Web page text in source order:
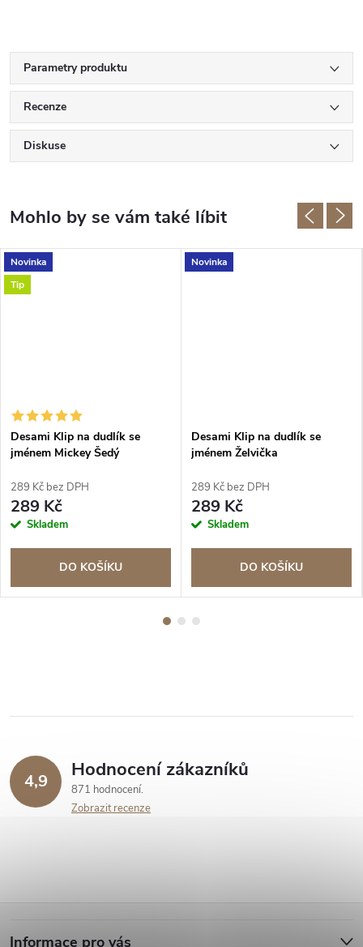
Parametry produktu
Recenze
Diskuse
Novinka
Tip
Desami Klip na dudlík se
jménem Mickey Šedý
289 Kč bez DPH
289 Kč
Skladem
DO KOŠÍKU
Novinka
Desami Klip na dudlík se
jménem Želvička
289 Kč bez DPH
289 Kč
Skladem
DO KOŠÍKU
4,9 Hodnocení zákazníků
871 hodnocení
Zobrazit recenze
Informace pro vás